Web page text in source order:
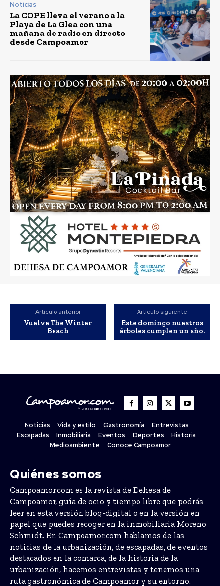
Noticias
La COPE lleva el verano a la
Playa de La Glea con una
mañana de radio en directo
desde Campoamor
Artículo anterior
Vuelve The Winter
Beach
Artículo siguiente
Este domingo nuestros
árboles cumplen un año.
Noticias Vida y estilo Gastronomía
Entrevistas
Escapadas
Inmobiliaria Eventos Deportes
Historia
Medioambiente
Conoce Campoamor
Quiénes somos
Campoamor.com es la revista de Dehesa de
Campoamor, guía de ocio y tiempo libre que podrás
leer en esta versión blog-digital o en la versión en
papel que puedes recoger en la inmobiliaria Moreno
Schmidt. En Campoamor.com hablamos de las
noticias de la urbanización, de escapadas, de eventos
destacados en la comarca, de la historia de la
urbanización, hacemos entrevistas y tenemos una
ruta gastronómica de Campoamor y su entorno.